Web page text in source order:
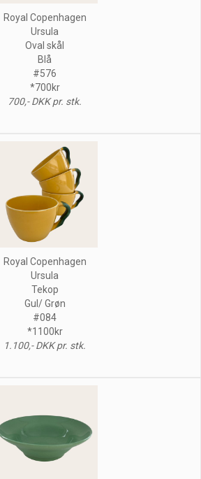
Royal Copenhagen
Ursula
Oval skål
Blå
#576
*700kr
700,- DKK pr. stk.
Royal Copenhagen
Ursula
Tekop
Gul/ Grøn
#084
*1100kr
1.100,- DKK pr. stk.